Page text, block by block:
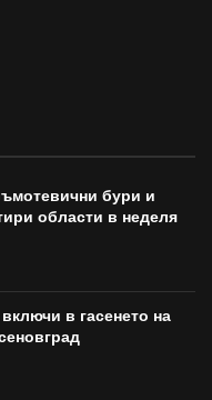
бури и
области в неделя
в гасенето на